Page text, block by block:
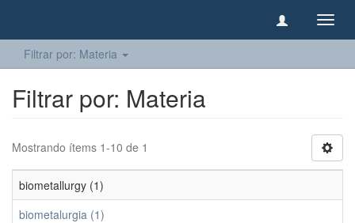
Filtrar por: Materia
Filtrar por: Materia
Mostrando ítems 1-10 de 1
biometallurgy (1)
biometalurgia (1)